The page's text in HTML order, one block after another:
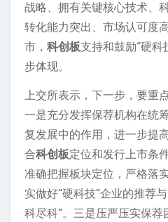
战略、拥有关键核心技术、
转化能力突出、市场认可度
市， 科创板支持和鼓励“硬科
步体现。
上交所表示，下一步，要重
一是充分发挥保荐机构在统
复发展中的作用，进一步提
合科创板定位和发行上市条
准确把握板块定位，严格落
实做好“硬科技”企业的推荐
科尽科”。三是压严压实保